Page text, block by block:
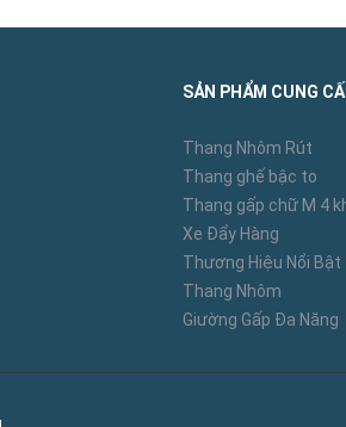
Cần vặn hai chiều
SẢN PHẨM CUNG
Thang Nhôm Rút
Thang ghế bậc to
Thang gấp chữ M 4
Xe Đẩy Hàng
Thương Hiệu Nổi Bật
Thang Nhôm
Giường Gấp Đa Năng